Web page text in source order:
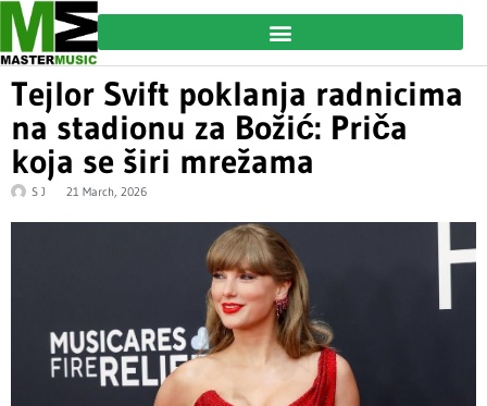
Tejlor Svift poklanja radnicima
na stadionu za Božić: Priča
koja se širi mrežama
S J 21 March, 2026